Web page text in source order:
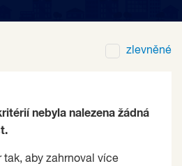
zlevněné
nebyla nalezena žádná
tak, aby zahrnoval více